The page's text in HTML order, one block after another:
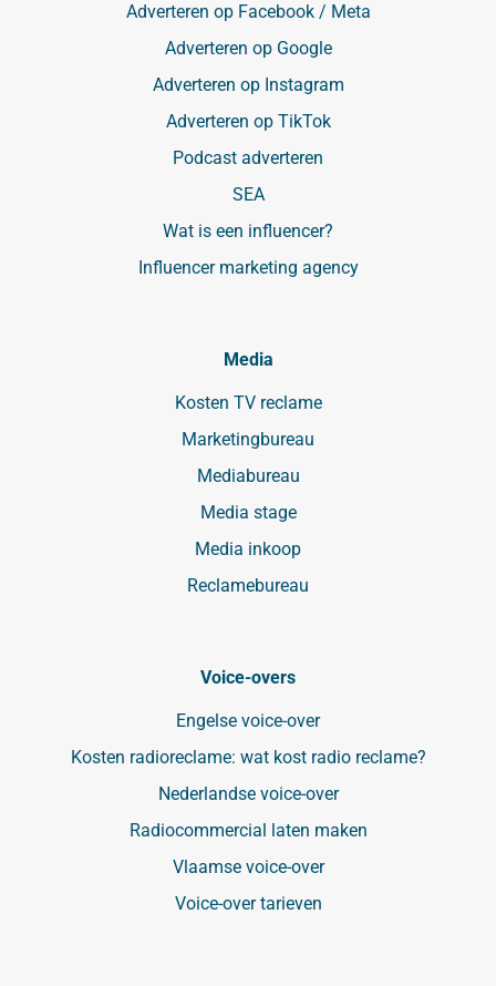
Adverteren op Facebook / Meta
Adverteren op Google
Adverteren op Instagram
Adverteren op TikTok
Podcast adverteren
SEA
Wat is een influencer?
Influencer marketing agency
Media
Kosten TV reclame
Marketingbureau
Mediabureau
Media stage
Media inkoop
Reclamebureau
Voice-overs
Engelse voice-over
Kosten radioreclame: wat kost radio reclame?
Nederlandse voice-over
Radiocommercial laten maken
Vlaamse voice-over
Voice-over tarieven